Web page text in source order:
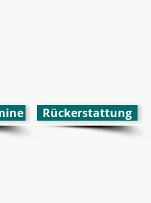
Rückerstattung